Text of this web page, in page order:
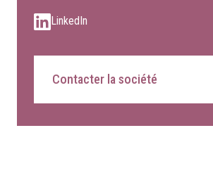
LinkedIn
Contacter la société